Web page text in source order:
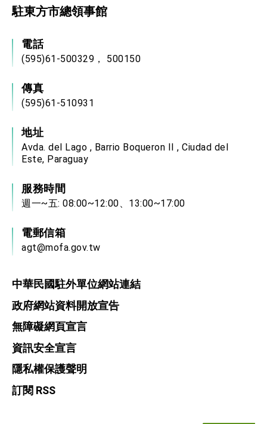
總統重要談話
事處」，進一步深化台美交流合作
駐東方市總領事館
電話
(595)61-500329， 500150
傳真
(595)61-510931
地址
Avda. del Lago , Barrio Boqueron II , Ciudad del
Este, Paraguay
服務時間
週一~五: 08:00~12:00、13:00~17:00
電郵信箱
agt@mofa.gov.tw
中華民國駐外單位網站連結
政府網站資料開放宣告
無障礙網頁宣言
資訊安全宣言
隱私權保護聲明
訂閱 RSS